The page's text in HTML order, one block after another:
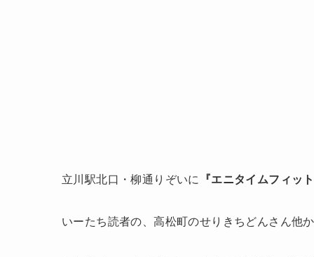
立川駅北口・柳通りぞいに 『エニタイムフィッ
いーたち読者の、高松町のせりきちどんさん他